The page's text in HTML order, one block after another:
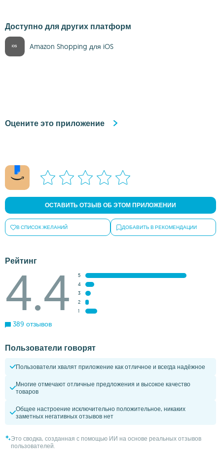
Доступно для других платформ
Amazon Shopping для iOS
Оцените это приложение
ОСТАВИТЬ ОТЗЫВ ОБ ЭТОМ ПРИЛОЖЕНИИ
В СПИСОК ЖЕЛАНИЙ ДОБАВИТЬ В РЕКОМЕНДАЦИИ
Рейтинг
4.4
5
4
3
2
1
389 отзывов
Пользователи говорят
Пользователи хвалят приложение как отличное и всегда надёжное
Многие отмечают отличные предложения и высокое качество
товаров
Общее настроение исключительно положительное, никаких
заметных негативных отзывов нет
Это сводка, созданная с помощью ИИ на основе реальных отзывов
пользователей.